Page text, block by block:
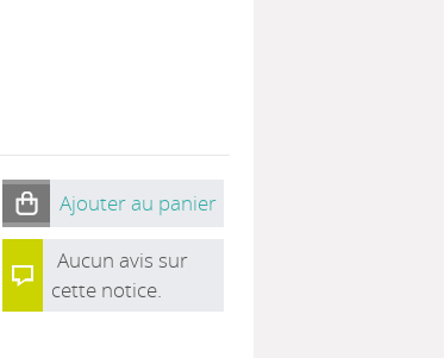
Ajouter au panier
Aucun avis sur
cette notice.